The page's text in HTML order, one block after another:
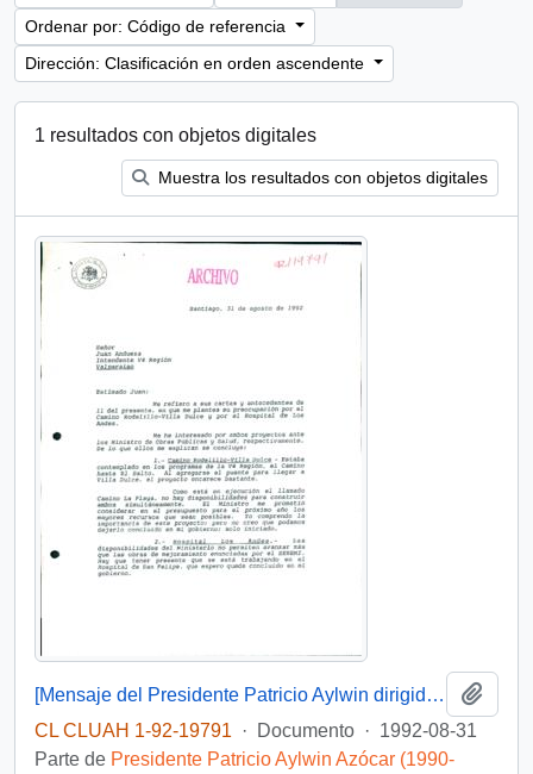
Ordenar por: Código de referencia
Dirección: Clasificación en orden ascendente
1 resultados con objetos digitales
Muestra los resultados con objetos digitales
[Mensaje del Presidente Patricio Aylwin dirigido al Intendente de la Región de Valparaíso]
CL CLUAH 1-92-19791
· Documento · 1992-08-31
Parte de Presidente Patricio Aylwin Azócar (1990-